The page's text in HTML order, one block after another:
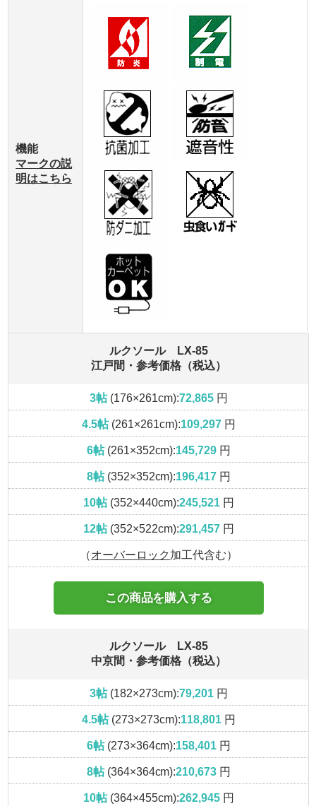
機能
マークの説
明はこちら
ルクソール LX-85
江戸間・参考価格（税込）
3帖(176×261cm):72,865円
4.5帖(261×261cm):109,297円
6帖(261×352cm):145,729 円
8帖(352×352cm):196,417 円
10帖(352×440cm):245,521円
12帖(352×522cm):291,457円
（オーバーロック 加工代含む）
この商品を購入する
ルクソール LX-85
中京間・参考価格（税込）
3帖(182×273cm):79,201円
4.5帖(273×273cm):118,801円
6帖(273×364cm):158,401 円
8帖(364×364cm):210,673 円
10帖(364×455cm):262,945円